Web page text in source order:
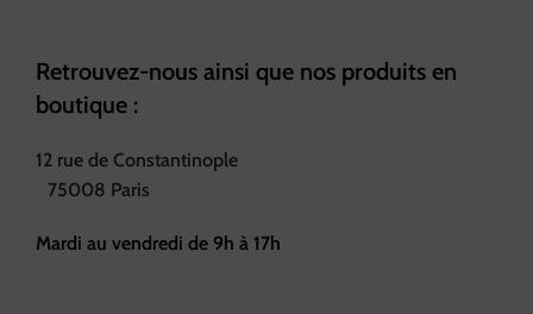
Retrouvez-nous ainsi que nos produits en
boutique :
12 rue de Constantinople
75008 Paris
Mardi au vendredi de 9h à 17h